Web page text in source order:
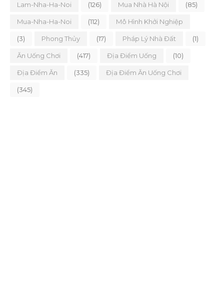
Lam-Nha-Ha-Noi (126) Mua Nhà Hà Nội (85)
Mua-Nha-Ha-Noi (112) Mô Hình Khởi Nghiệp
(3) Phong Thủy (17) Pháp Lý Nhà Đất (1)
Ăn Uống Chơi (417) Địa Điểm Uống (10)
Địa Điểm Ăn (335) Địa Điểm Ăn Uống Chơi
(345)